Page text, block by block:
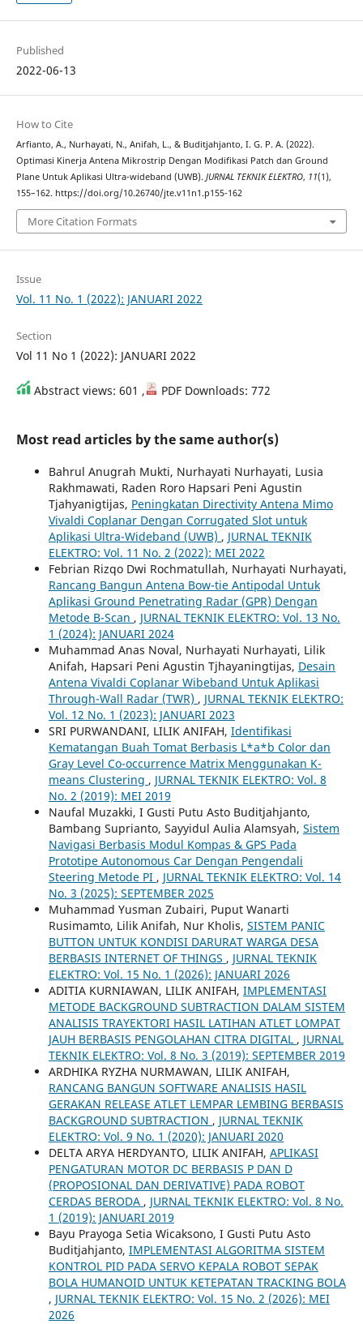
Published
2022-06-13
How to Cite
Arfianto, A., Nurhayati, N., Anifah, L., & Buditjahjanto, I. G. P. A. (2022).
Optimasi Kinerja Antena Mikrostrip Dengan Modifikasi Patch dan Ground
Plane Untuk Aplikasi Ultra-wideband (UWB). JURNAL TEKNIK ELEKTRO, 11(1),
155–162. https://doi.org/10.26740/jte.v11n1.p155-162
More Citation Formats
Issue
Vol. 11 No. 1 (2022): JANUARI 2022
Section
Vol 11 No 1 (2022): JANUARI 2022
Abstract views: 601 , PDF Downloads: 772
Most read articles by the same author(s)
Bahrul Anugrah Mukti, Nurhayati Nurhayati, Lusia
Rakhmawati, Raden Roro Hapsari Peni Agustin
Tjahyanigtijas, Peningkatan Directivity Antena Mimo
Vivaldi Coplanar Dengan Corrugated Slot untuk
Aplikasi Ultra-Wideband (UWB) , JURNAL TEKNIK
ELEKTRO: Vol. 11 No. 2 (2022): MEI 2022
Febrian Rizqo Dwi Rochmatullah, Nurhayati Nurhayati,
Rancang Bangun Antena Bow-tie Antipodal Untuk
Aplikasi Ground Penetrating Radar (GPR) Dengan
Metode B-Scan , JURNAL TEKNIK ELEKTRO: Vol. 13 No.
1 (2024): JANUARI 2024
Muhammad Anas Noval, Nurhayati Nurhayati, Lilik
Anifah, Hapsari Peni Agustin Tjhayaningtijas, Desain
Antena Vivaldi Coplanar Wibeband Untuk Aplikasi
Through-Wall Radar (TWR) , JURNAL TEKNIK ELEKTRO:
Vol. 12 No. 1 (2023): JANUARI 2023
SRI PURWANDANI, LILIK ANIFAH, Identifikasi
Kematangan Buah Tomat Berbasis L*a*b Color dan
Gray Level Co-occurrence Matrix Menggunakan K-
means Clustering , JURNAL TEKNIK ELEKTRO: Vol. 8
No. 2 (2019): MEI 2019
Naufal Muzakki, I Gusti Putu Asto Buditjahjanto,
Bambang Suprianto, Sayyidul Aulia Alamsyah, Sistem
Navigasi Berbasis Modul Kompas & GPS Pada
Prototipe Autonomous Car Dengan Pengendali
Steering Metode PI , JURNAL TEKNIK ELEKTRO: Vol. 14
No. 3 (2025): SEPTEMBER 2025
Muhammad Yusman Zubairi, Puput Wanarti
Rusimamto, Lilik Anifah, Nur Kholis, SISTEM PANIC
BUTTON UNTUK KONDISI DARURAT WARGA DESA
BERBASIS INTERNET OF THINGS , JURNAL TEKNIK
ELEKTRO: Vol. 15 No. 1 (2026): JANUARI 2026
ADITIA KURNIAWAN, LILIK ANIFAH, IMPLEMENTASI
METODE BACKGROUND SUBTRACTION DALAM SISTEM
ANALISIS TRAYEKTORI HASIL LATIHAN ATLET LOMPAT
JAUH BERBASIS PENGOLAHAN CITRA DIGITAL , JURNAL
TEKNIK ELEKTRO: Vol. 8 No. 3 (2019): SEPTEMBER 2019
ARDHIKA RYZHA NURMAWAN, LILIK ANIFAH,
RANCANG BANGUN SOFTWARE ANALISIS HASIL
GERAKAN RELEASE ATLET LEMPAR LEMBING BERBASIS
BACKGROUND SUBTRACTION , JURNAL TEKNIK
ELEKTRO: Vol. 9 No. 1 (2020): JANUARI 2020
DELTA ARYA HERDYANTO, LILIK ANIFAH, APLIKASI
PENGATURAN MOTOR DC BERBASIS P DAN D
(PROPOSIONAL DAN DERIVATIVE) PADA ROBOT
CERDAS BERODA , JURNAL TEKNIK ELEKTRO: Vol. 8 No.
1 (2019): JANUARI 2019
Bayu Prayoga Setia Wicaksono, I Gusti Putu Asto
Buditjahjanto, IMPLEMENTASI ALGORITMA SISTEM
KONTROL PID PADA SERVO KEPALA ROBOT SEPAK
BOLA HUMANOID UNTUK KETEPATAN TRACKING BOLA
, JURNAL TEKNIK ELEKTRO: Vol. 15 No. 2 (2026): MEI
2026